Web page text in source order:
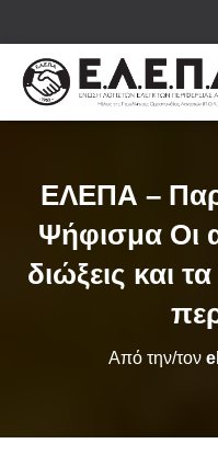
ΕΛΕΠΑ –
Ψήφισμα Οι
διώξεις και
Από την/τον